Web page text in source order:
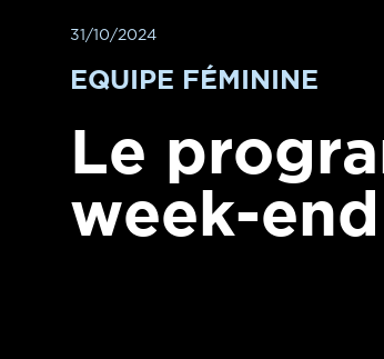
31/10/2024
EQUIPE FÉMININE
Le
week-